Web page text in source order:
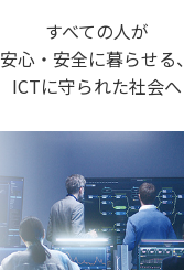
すべての人が
安心・安全に暮らせる、
ICTに守られた社会へ